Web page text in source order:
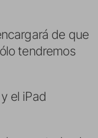
de que
tendremos
el iPad